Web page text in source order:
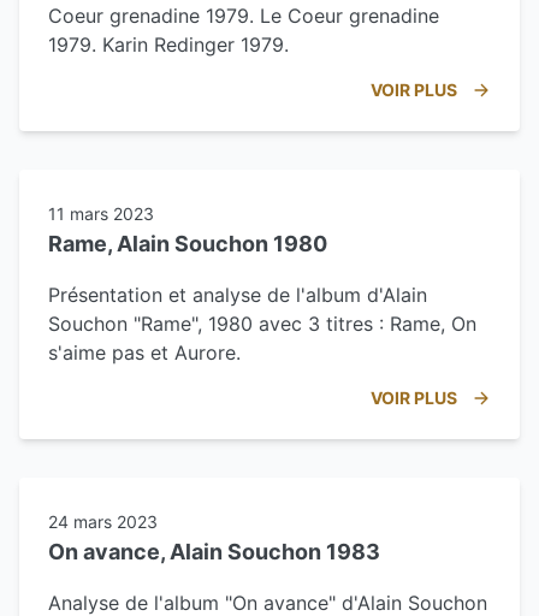
Coeur grenadine 1979. Le Coeur grenadine
1979. Karin Redinger 1979.
VOIR PLUS
11 mars 2023
Rame, Alain Souchon 1980
Présentation et analyse de l'album d'Alain
Souchon "Rame", 1980 avec 3 titres : Rame, On
s'aime pas et Aurore.
VOIR PLUS
24 mars 2023
On avance, Alain Souchon 1983
Analyse de l'album "On avance" d'Alain Souchon